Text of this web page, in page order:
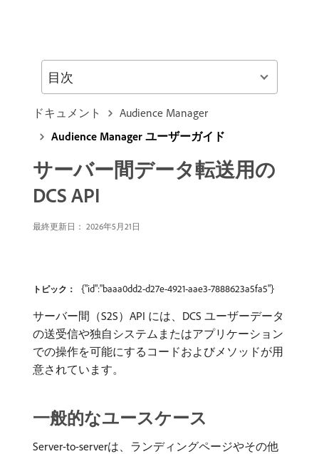
ドキュメント
Audience Manager
Audience Manager ユーザーガイド
サーバー間データ転送用の
DCS API
最終更新日： 2026年5月21日
トピック： {"id":"baaa0dd2-d27e-4921-aae3-7888623a5fa5"}
サーバー間（S2S）API には、DCS ユーザーデータ
の送受信や独自システムまたはアプリケーション
での操作を可能にするコードおよびメソッドが用
意されています。
一般的なユースケース
Server-to-serverは、ランディングページやその他
目次